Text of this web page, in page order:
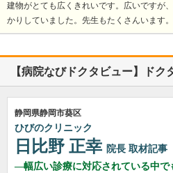
建物がとても広くきれいです。広いですが
かりしていました。先生もたくさんいます。
【病院なびドクタビュー】ドク
静岡県静岡市葵区
ひびのクリニック
日比野 正幸 院長 取材記事
幅広い診療に対応されている中で